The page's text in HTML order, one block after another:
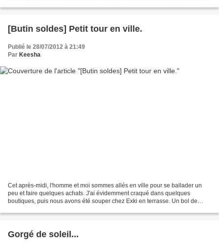
[Butin soldes] Petit tour en ville.
Publié le 28/07/2012 à 21:49
Par Keesha
Cet après-midi, l'homme et moi sommes allés en ville pour se ballader un
peu et faire quelques achats. J'ai évidemment craqué dans quelques
boutiques, puis nous avons été souper chez Exki en terrasse. Un bol de
Gorgé de soleil...